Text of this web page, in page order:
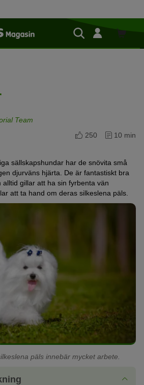
Shop
Team
250
10 min
sällskapshundar har de snövita små
djurväns hjärta. De är fantastiskt bra
gillar att ha sin fyrbenta vän
att ta hand om deras silkeslena päls.
päls innebär mycket arbete.